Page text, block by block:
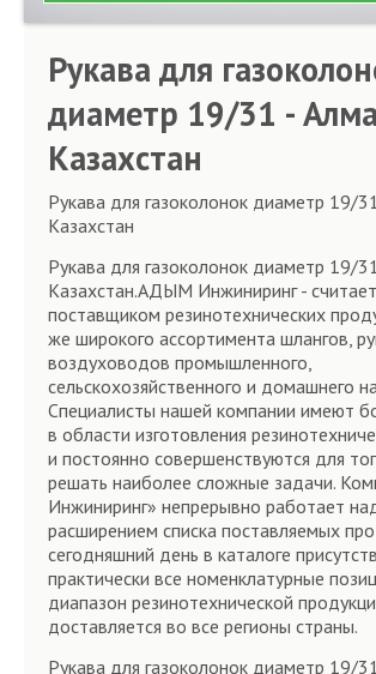
Рукава для
диаметр 19/31 -
Казахстан
Рукава для газоколонок диаметр 19/
Казахстан
Рукава для газоколонок диаметр 19/
Казахстан.АДЫМ Инжиниринг -
поставщиком резинотехнических
же широкого ассортимента шлангов,
воздуховодов промышленного,
сельскохозяйственного и домашнего
Специалисты нашей компании имеют
в области изготовления
и постоянно совершенствуются для
решать наиболее сложные задачи.
Инжиниринг» непрерывно работает
расширением списка поставляемых
сегодняшний день в каталоге
практически все номенклатурные
диапазон резинотехнической
доставляется во все регионы страны.
Рукава для газоколонок диаметр 19/